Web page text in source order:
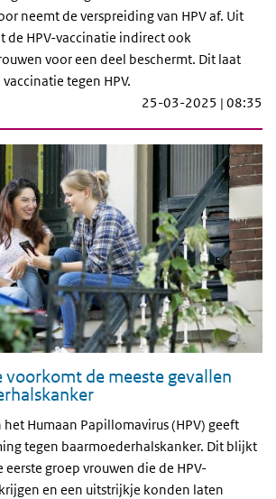
neemt de verspreiding van HPV af. Uit
de HPV-vaccinatie indirect ook
voor een deel beschermt. Dit laat
tegen HPV.
25-03-2025 | 08:35
voorkomt de meeste gevallen
het Humaan Papillomavirus (HPV) geeft
tegen baarmoederhalskanker. Dit blijkt
groep vrouwen die de HPV-
en een uitstrijkje konden laten